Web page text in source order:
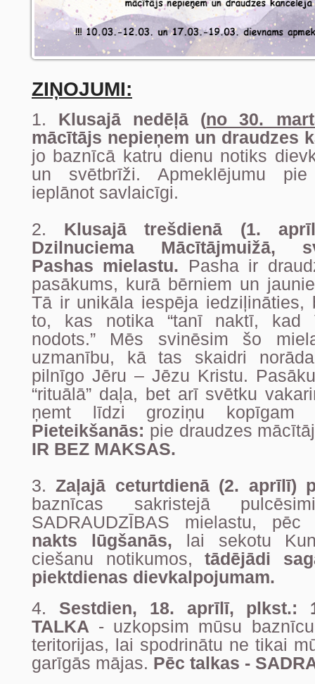
ZIŅOJUMI:
1. Klusajā nedēļā (no 30.
mācītājs nepieņem un draudzes
jo baznīcā katru dienu notiks
un svētbrīži. Apmeklējumu
ieplānot savlaicīgi.
2. Klusajā trešdienā (1.
Dzilnuciema Mācītājmuižā,
Pashas mielastu. Pasha ir
pasākums, kurā bērniem un
Tā ir unikāla iespēja iedziļināties,
to, kas notika “tanī naktī, kad
nodots.” Mēs svinēsim šo
uzmanību, kā tas skaidri
pilnīgo Jēru – Jēzu Kristu.
“rituālā” daļa, bet arī svētku
ņemt līdzi groziņu kopīgam
Pieteikšanās: pie draudzes
IR BEZ MAKSAS.
3.Zaļajā ceturtdienā (2. aprīlī)
baznīcas sakristejā
SADRAUDZĪBAS mielastu,
nakts lūgšanās, lai sekotu
ciešanu notikumos, tādējādi
piektdienas dievkalpojumam.
4. Sestdien, 18. aprīlī, plkst.:
TALKA - uzkopsim mūsu
teritorijas, lai spodrinātu ne tikai
garīgās mājas. Pēc talkas -